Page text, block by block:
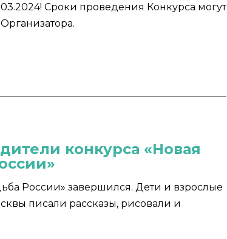
Сроки проведения Конкурса могут
конкурса «Новая
России» завершился. Дети и взрослые
писали рассказы, рисовали и